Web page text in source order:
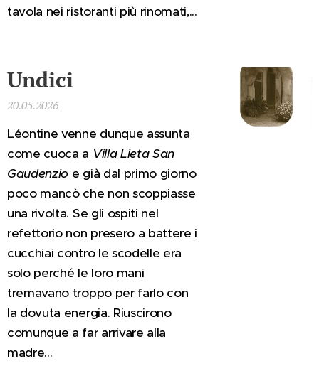
tavola nei ristoranti più rinomati,...
Undici
20.05.2026
Léontine venne dunque assunta
come cuoca a Villa Lieta San
Gaudenzio e già dal primo giorno
poco mancò che non scoppiasse
una rivolta. Se gli ospiti nel
refettorio non presero a battere i
cucchiai contro le scodelle era
solo perché le loro mani
tremavano troppo per farlo con
la dovuta energia. Riuscirono
comunque a far arrivare alla
madre...